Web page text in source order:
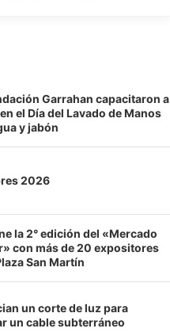
Garrahan capacitaron a
el Día del Lavado de Manos
y jabón
2026
la 2° edición del «Mercado
con más de 20 expositores
San Martín
un corte de luz para
un cable subterráneo